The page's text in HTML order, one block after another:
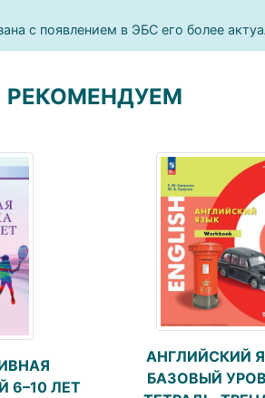
с появлением в ЭБС его более
РЕКОМЕНДУЕМ
6–10 ЛЕТ
АНГЛИЙСКИЙ
БАЗОВЫЙ